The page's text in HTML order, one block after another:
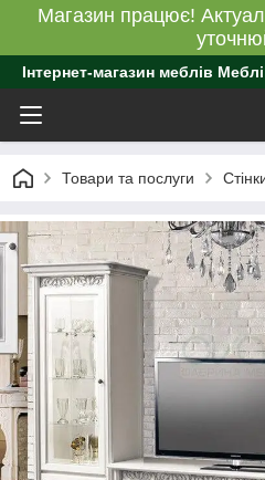
Магазин працює!
Інтернет-магазин меблів
Товари та послуги